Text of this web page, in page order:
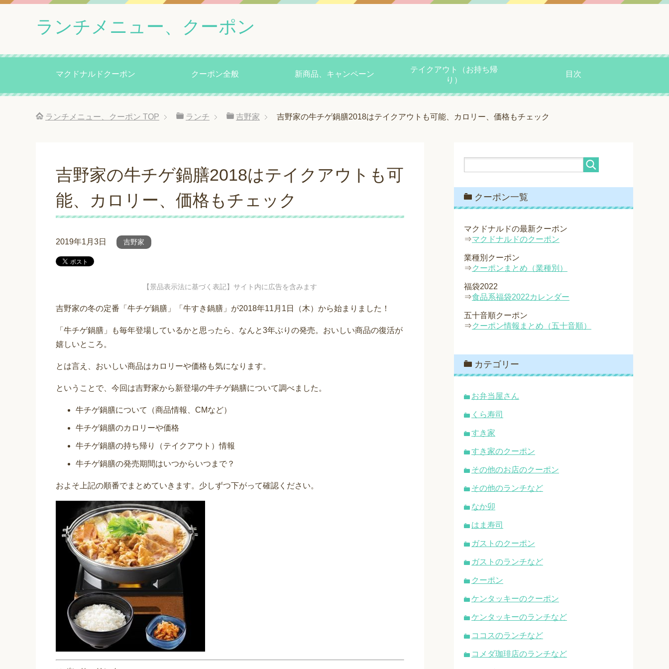
ランチメニュー、クーポン
マクドナルドクーポン クーポン全般 新商品、キャンペーン
テイクアウト（お持ち帰
り）
目次
ランチメニュー、クーポン TOP ランチ 吉野家 吉野家の牛チゲ鍋膳2018はテイクアウトも可能、カロリー、価格もチェック
吉野家の牛チゲ鍋膳2018はテイクアウトも可
能、カロリー、価格もチェック
2019年1月3日 吉野家
【景品表示法に基づく表記】サイト内に広告を含みます
吉野家の冬の定番「牛チゲ鍋膳」「牛すき鍋膳」が2018年11月1日（木）から始まりました！
「牛チゲ鍋膳」も毎年登場しているかと思ったら、なんと3年ぶりの発売。おいしい商品の復活が
嬉しいところ。
とは言え、おいしい商品はカロリーや価格も気になります。
ということで、今回は吉野家から新登場の牛チゲ鍋膳について調べました。
牛チゲ鍋膳について（商品情報、CMなど）
牛チゲ鍋膳のカロリーや価格
牛チゲ鍋膳の持ち帰り（テイクアウト）情報
牛チゲ鍋膳の発売期間はいつからいつまで？
およそ上記の順番でまとめていきます。少しずつ下がって確認ください。
クーポン一覧
マクドナルドの最新クーポン
⇒マクドナルドのクーポン
業種別クーポン
⇒クーポンまとめ（業種別）
福袋2022
⇒食品系福袋2022カレンダー
五十音順クーポン
⇒クーポン情報まとめ（五十音順）
カテゴリー
お弁当屋さん
くら寿司
すき家
すき家のクーポン
その他のお店のクーポン
その他のランチなど
なか卯
はま寿司
ガストのクーポン
ガストのランチなど
クーポン
ケンタッキーのクーポン
ケンタッキーのランチなど
ココスのランチなど
コメダ珈琲店のランチなど